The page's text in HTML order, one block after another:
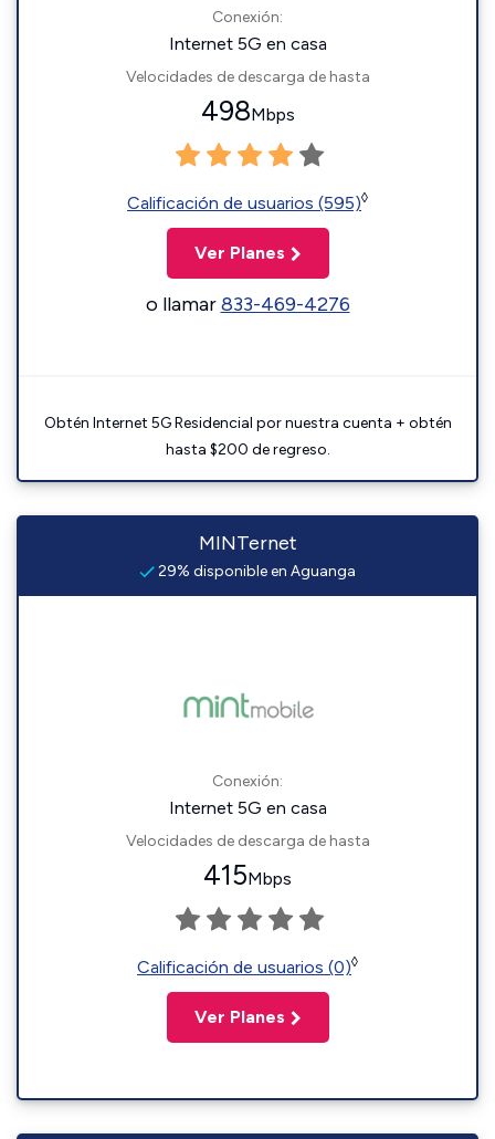
Conexión:
Internet 5G en casa
Velocidades de descarga de hasta
498Mbps
Calificación de usuarios (595)◊
Ver Planes
o llamar833-469-4276
Obtén Internet 5G Residencial por nuestra cuenta + obtén
hasta $200 de regreso.
MINTernet
29% disponible en Aguanga
Conexión:
Internet 5G en casa
Velocidades de descarga de hasta
415Mbps
Calificación de usuarios (0)◊
Ver Planes